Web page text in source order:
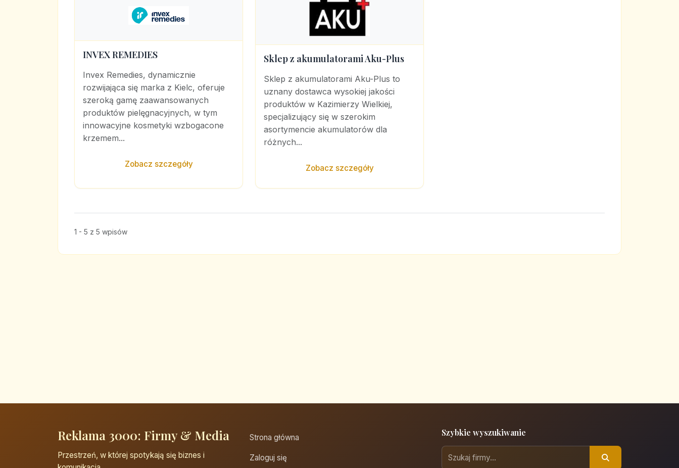
INVEX REMEDIES
Invex Remedies, dynamicznie
rozwijająca się marka z Kielc, oferuje
szeroką gamę zaawansowanych
produktów pielęgnacyjnych, w tym
innowacyjne kosmetyki wzbogacone
krzemem...
Zobacz szczegóły
Sklep z akumulatorami Aku-Plus
Sklep z akumulatorami Aku-Plus to
uznany dostawca wysokiej jakości
produktów w Kazimierzy Wielkiej,
specjalizujący się w szerokim
asortymencie akumulatorów dla
różnych...
Zobacz szczegóły
1 - 5 z 5 wpisów
Reklama 3000: Firmy & Media
Przestrzeń, w której spotykają się biznes i
Strona główna
Zaloguj się
Szybkie wyszukiwanie